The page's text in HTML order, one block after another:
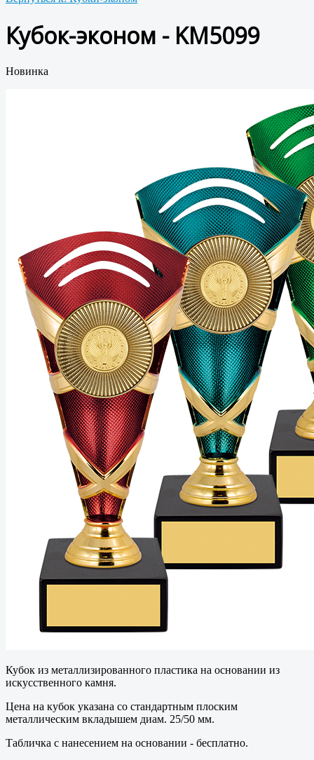
Кубок-эконом - KM5099
Новинка
Кубок из металлизированного пластика на основании из
искусственного камня.
Цена на кубок указана со стандартным плоским
металлическим вкладышем диам. 25/50 мм.
Табличка с нанесением на основании - бесплатно.